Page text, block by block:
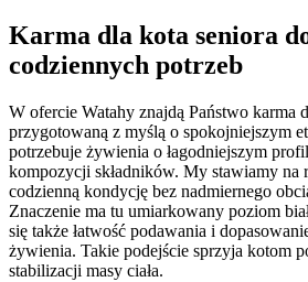
Karma dla kota seniora
codziennych potrzeb
W ofercie Watahy znajdą Państwo karma
przygotowaną z myślą o spokojniejszym
potrzebuje żywienia o łagodniejszym
kompozycji składników. My stawiamy na
codzienną kondycję bez nadmiernego
Znaczenie ma tu umiarkowany poziom
się także łatwość podawania i
żywienia. Takie podejście sprzyja kotom
stabilizacji masy ciała.